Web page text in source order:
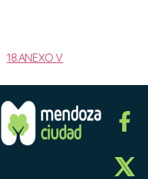
18.ANEXO V